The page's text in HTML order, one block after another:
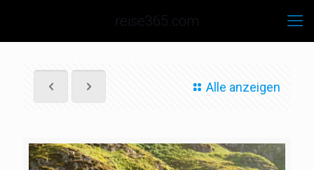
reise365.com
Alle anzeigen